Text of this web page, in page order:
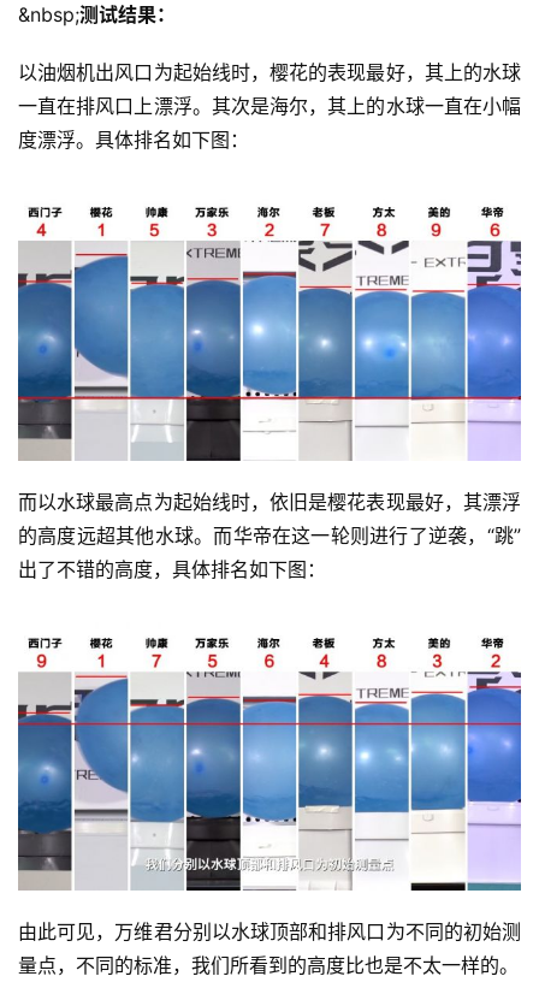
&nbsp;测试结果：
以油烟机出风口为起始线时，樱花的表现最好，其上的水球
一直在排风口上漂浮。其次是海尔，其上的水球一直在小幅
度漂浮。具体排名如下图：
而以水球最高点为起始线时，依旧是樱花表现最好，其漂浮
的高度远超其他水球。而华帝在这一轮则进行了逆袭，“跳”
出了不错的高度，具体排名如下图：
由此可见，万维君分别以水球顶部和排风口为不同的初始测
量点，不同的标准，我们所看到的高度比也是不太一样的。